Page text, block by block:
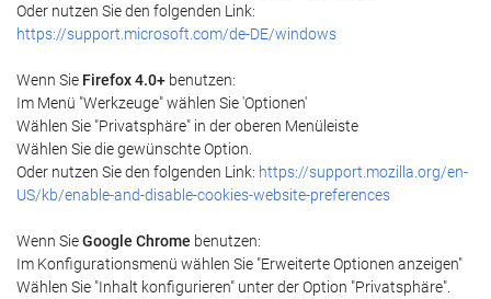
Oder nutzen Sie den folgenden Link:
https://support.microsoft.com/de-DE/windows
Wenn Sie Firefox 4.0+ benutzen:
Im Menü "Werkzeuge" wählen Sie 'Optionen'
Wählen Sie "Privatsphäre" in der oberen Menüleiste
Wählen Sie die gewünschte Option.
Oder nutzen Sie den folgenden Link: https://support.mozilla.org/en-
US/kb/enable-and-disable-cookies-website-preferences
Wenn SieGoogle Chrome benutzen:
Im Konfigurationsmenü wählen Sie "Erweiterte Optionen anzeigen"
Wählen Sie "Inhalt konfigurieren" unter der Option "Privatsphäre".